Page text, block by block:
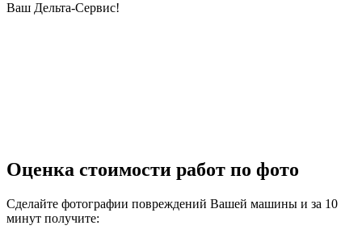
Ваш Дельта-Сервис!
Оценка стоимости работ по фото
Сделайте фотографии повреждений Вашей машины и за 10
минут получите: